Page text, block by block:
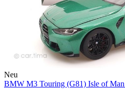
Neu
BMW M3 Touring (G81) Isle of